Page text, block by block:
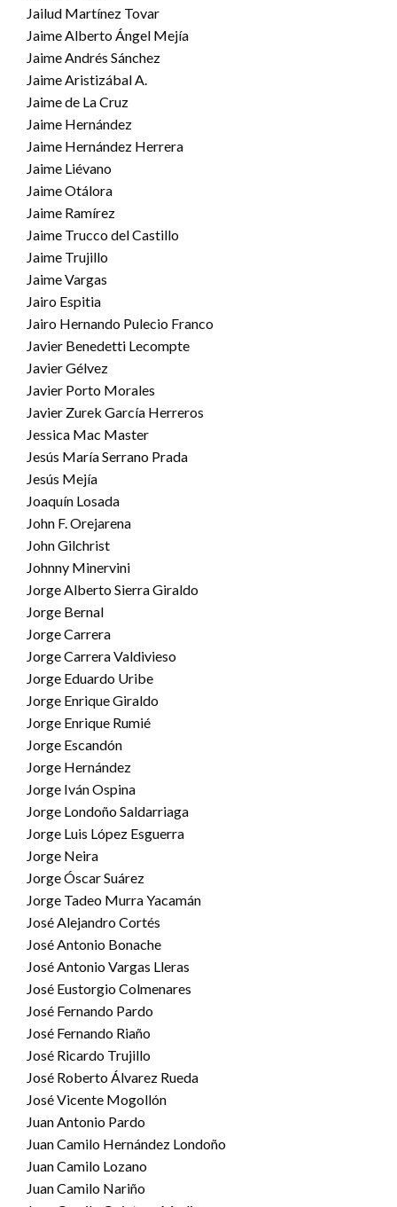
Jailud Martínez Tovar
Jaime Alberto Ángel Mejía
Jaime Andrés Sánchez
Jaime Aristizábal A.
Jaime de La Cruz
Jaime Hernández
Jaime Hernández Herrera
Jaime Liévano
Jaime Otálora
Jaime Ramírez
Jaime Trucco del Castillo
Jaime Trujillo
Jaime Vargas
Jairo Espitia
Jairo Hernando Pulecio Franco
Javier Benedetti Lecompte
Javier Gélvez
Javier Porto Morales
Javier Zurek García Herreros
Jessica Mac Master
Jesús María Serrano Prada
Jesús Mejía
Joaquín Losada
John F. Orejarena
John Gilchrist
Johnny Minervini
Jorge Alberto Sierra Giraldo
Jorge Bernal
Jorge Carrera
Jorge Carrera Valdivieso
Jorge Eduardo Uribe
Jorge Enrique Giraldo
Jorge Enrique Rumié
Jorge Escandón
Jorge Hernández
Jorge Iván Ospina
Jorge Londoño Saldarriaga
Jorge Luis López Esguerra
Jorge Neira
Jorge Óscar Suárez
Jorge Tadeo Murra Yacamán
José Alejandro Cortés
José Antonio Bonache
José Antonio Vargas Lleras
José Eustorgio Colmenares
José Fernando Pardo
José Fernando Riaño
José Ricardo Trujillo
José Roberto Álvarez Rueda
José Vicente Mogollón
Juan Antonio Pardo
Juan Camilo Hernández Londoño
Juan Camilo Lozano
Juan Camilo Nariño